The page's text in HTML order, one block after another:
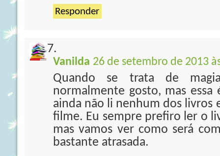
Responder
Vanilda 26 de setembro de 2013
Quando se trata de
normalmente gosto, mas
ainda não li nenhum dos livros
filme. Eu sempre prefiro ler o
mas vamos ver como será
bastante atrasada.